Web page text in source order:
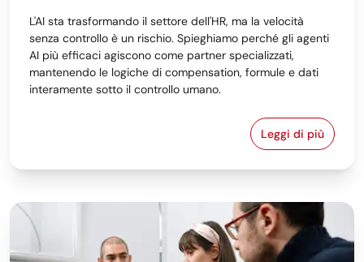
L'AI sta trasformando il settore dell'HR, ma la velocità
senza controllo è un rischio. Spieghiamo perché gli agenti
AI più efficaci agiscono come partner specializzati,
mantenendo le logiche di compensation, formule e dati
interamente sotto il controllo umano.
Leggi di piùSfruttare l'AI